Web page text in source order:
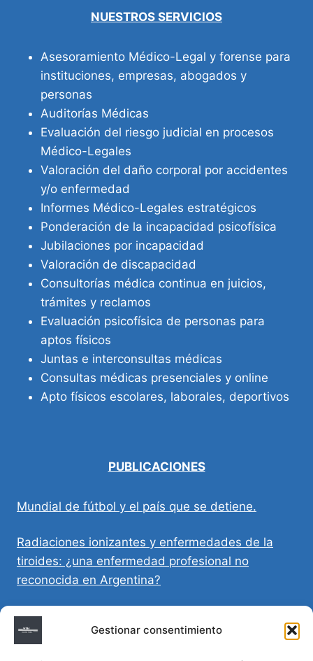
Gestionar consentimiento
NUESTROS SERVICIOS
Asesoramiento Médico-Legal y forense para
instituciones, empresas, abogados y
personas
Auditorías Médicas
Evaluación del riesgo judicial en procesos
Médico-Legales
Valoración del daño corporal por accidentes
y/o enfermedad
Informes Médico-Legales estratégicos
Ponderación de la incapacidad psicofísica
Jubilaciones por incapacidad
Valoración de discapacidad
Consultorías médica continua en juicios,
trámites y reclamos
Evaluación psicofísica de personas para
aptos físicos
Juntas e interconsultas médicas
Consultas médicas presenciales y online
Apto físicos escolares, laborales, deportivos
PUBLICACIONES
Mundial de fútbol y el país que se detiene.
Radiaciones ionizantes y enfermedades de la
tiroides: ¿una enfermedad profesional no
reconocida en Argentina?
Directivas Médicas Anticipadas en Córdoba:
requisitos, registro y validez legal